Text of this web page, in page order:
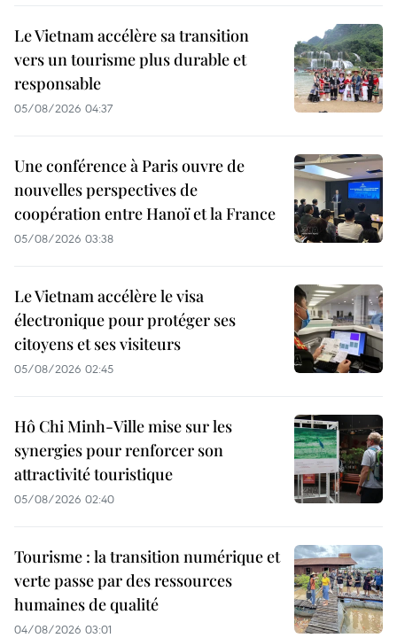
Le Vietnam accélère sa transition
vers un tourisme plus durable et
responsable
05/08/2026 04:37
Une conférence à Paris ouvre de
nouvelles perspectives de
coopération entre Hanoï et la France
05/08/2026 03:38
Le Vietnam accélère le visa
électronique pour protéger ses
citoyens et ses visiteurs
05/08/2026 02:45
Hô Chi Minh-Ville mise sur les
synergies pour renforcer son
attractivité touristique
05/08/2026 02:40
Tourisme : la transition numérique et
verte passe par des ressources
humaines de qualité
04/08/2026 03:01